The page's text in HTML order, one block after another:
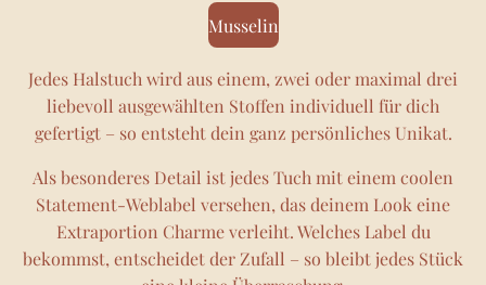
Musselin
Jedes Halstuch wird aus einem, zwei oder maximal drei
liebevoll ausgewählten Stoffen individuell für dich
gefertigt – so entsteht dein ganz persönliches Unikat.
Als besonderes Detail ist jedes Tuch mit einem coolen
Statement-Weblabel versehen, das deinem Look eine
Extraportion Charme verleiht. Welches Label du
bekommst, entscheidet der Zufall – so bleibt jedes Stück